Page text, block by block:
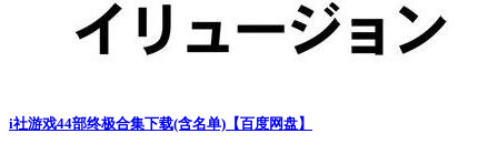
i社游戏44部终极合集下载(含名单)【百度网盘】